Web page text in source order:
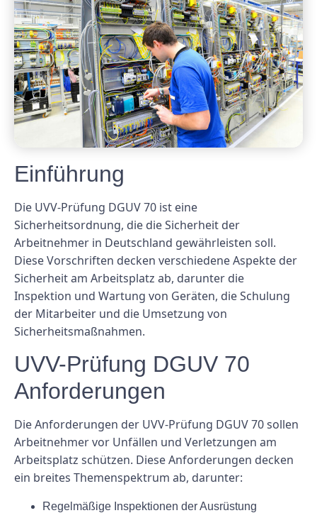
Einführung
Die UVV-Prüfung DGUV 70 ist eine
Sicherheitsordnung, die die Sicherheit der
Arbeitnehmer in Deutschland gewährleisten soll.
Diese Vorschriften decken verschiedene Aspekte der
Sicherheit am Arbeitsplatz ab, darunter die
Inspektion und Wartung von Geräten, die Schulung
der Mitarbeiter und die Umsetzung von
Sicherheitsmaßnahmen.
UVV-Prüfung DGUV 70
Anforderungen
Die Anforderungen der UVV-Prüfung DGUV 70 sollen
Arbeitnehmer vor Unfällen und Verletzungen am
Arbeitsplatz schützen. Diese Anforderungen decken
ein breites Themenspektrum ab, darunter:
Regelmäßige Inspektionen der Ausrüstung